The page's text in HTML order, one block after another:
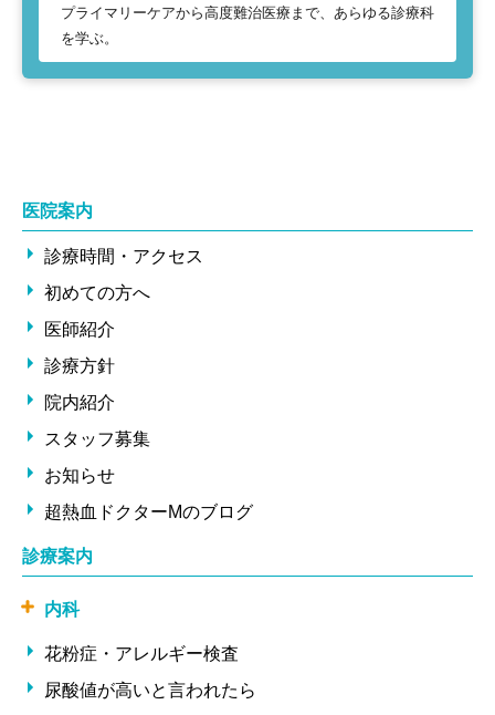
プライマリーケアから高度難治医療まで、あらゆる診療科
を学ぶ。
医院案内
診療時間・アクセス
初めての方へ
医師紹介
診療方針
院内紹介
スタッフ募集
お知らせ
超熱血ドクターMのブログ
診療案内
内科
花粉症・アレルギー検査
尿酸値が高いと言われたら